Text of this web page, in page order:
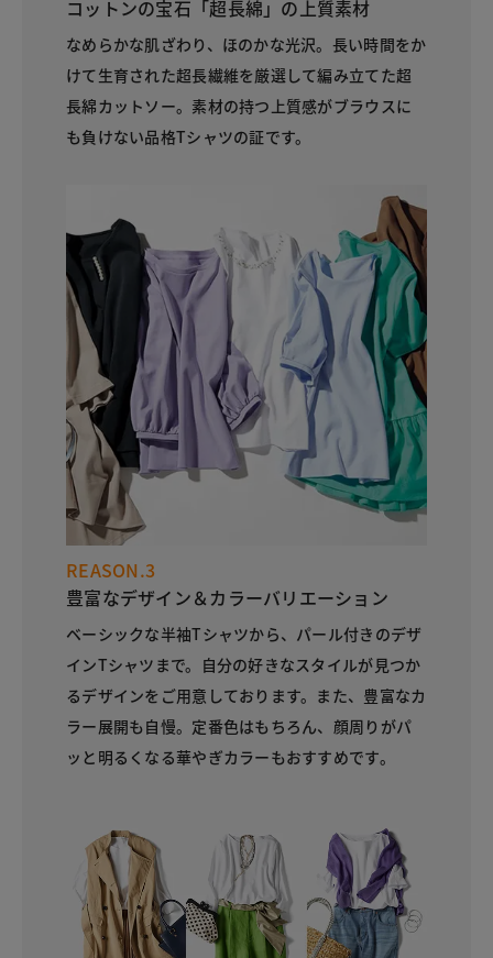
コットンの宝石「超長綿」の上質素材
なめらかな肌ざわり、ほのかな光沢。長い時間をか
けて生育された超長繊維を厳選して編み立てた超
長綿カットソー。素材の持つ上質感がブラウスに
も負けない品格Tシャツの証です。
REASON.3
豊富なデザイン＆カラーバリエーション
ベーシックな半袖Tシャツから、パール付きのデザ
インTシャツまで。自分の好きなスタイルが見つか
るデザインをご用意しております。また、豊富なカ
ラー展開も自慢。定番色はもちろん、顔周りがパ
ッと明るくなる華やぎカラーもおすすめです。